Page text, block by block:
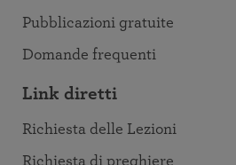
Pubblicazioni gratuite
Domande frequenti
Link diretti
Richiesta delle Lezioni
Richiesta di preghiere